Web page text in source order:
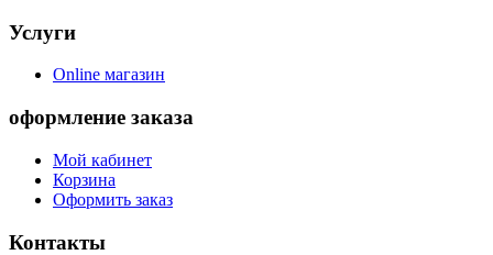
Услуги
Online магазин
оформление заказа
Мой кабинет
Корзина
Оформить заказ
Контакты